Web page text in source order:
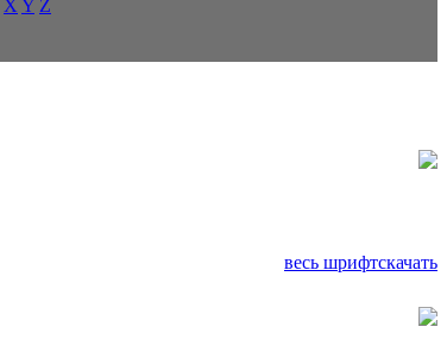
X Y Z
весь шрифтскачать